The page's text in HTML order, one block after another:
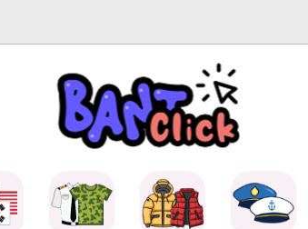
일정이 궁금하면? 2025-04-11 [Q&A] 나눠서